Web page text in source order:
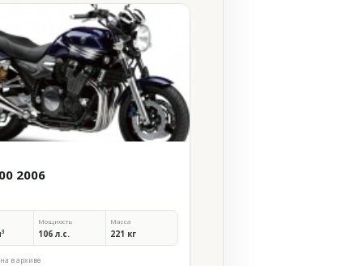
2006
Мощность
106 л.с.
Масса
221 кг
в архиве